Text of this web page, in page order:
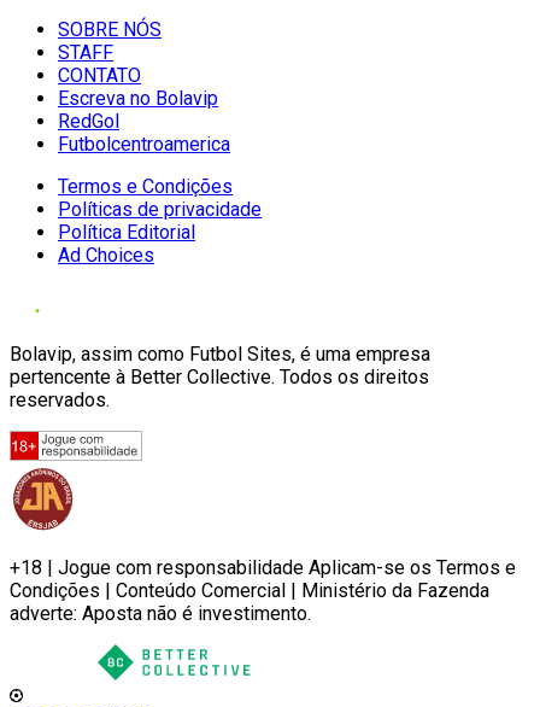
SOBRE NÓS
STAFF
CONTATO
Escreva no Bolavip
RedGol
Futbolcentroamerica
Termos e Condições
Políticas de privacidade
Política Editorial
Ad Choices
Bolavip, assim como Futbol Sites, é uma empresa
pertencente à Better Collective. Todos os direitos
reservados.
+18 | Jogue com responsabilidade Aplicam-se os Termos e
Condições | Conteúdo Comercial | Ministério da Fazenda
adverte: Aposta não é investimento.